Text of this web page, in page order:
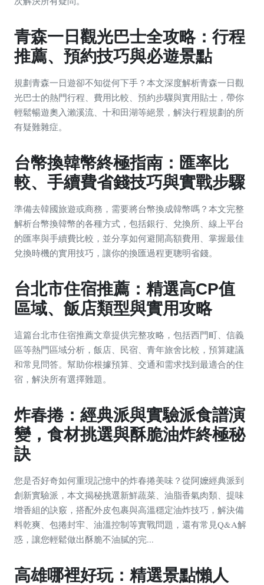
青森一日觀光巴士全攻略：行程
推薦、預約技巧與必遊景點
規劃青森一日遊卻不知從何下手？本文深度解析青森一日觀
光巴士的熱門行程、費用比較、預約步驟與實用貼士，帶你
輕鬆暢遊奧入瀨溪流、十和田湖等絕景，解決行程規劃的所
有疑難雜症。
台幣換韓幣終極指南：匯率比
較、手續費省錢技巧與實戰步驟
準備去韓國旅遊或商務，需要將台幣換成韓幣嗎？本文完整
解析台幣換韓幣的各種方式，包括銀行、兌換所、線上平台
的匯率與手續費比較，並分享如何避開高額費用、掌握最佳
兌換時機的實用技巧，讓你的換匯過程更聰明省錢。
台北市住宿推薦：精選高CP值
區域、飯店類型與實用攻略
這篇台北市住宿推薦文章提供完整攻略，包括西門町、信義
區等熱門區域分析，飯店、民宿、青年旅舍比較，預算建議
和常見問答。幫助你根據預算、交通和需求找到最適合的住
宿，解決所有選擇難題。
炸春捲：經典派與實驗派食譜演
變，食材挑選與酥脆油炸終極秘
訣
您是否好奇如何重現記憶中的炸春捲美味？從阿嬤經典派到
創新實驗派，本文揭秘挑選新鮮蔬菜、油脂香氣肉類、提味
增香組的訣竅，搭配外皮包裹與高溫穩定油炸技巧，解決備
料乾爽、包捲封牢、油溫控制等實戰問題，還有常見Q&A解
惑，讓您輕鬆做出酥脆不油膩的完...
高雄哪裡好玩：精選景點懶人